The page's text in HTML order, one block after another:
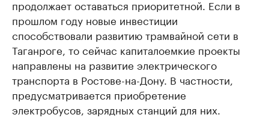
продолжает оставаться приоритетной. Если в
прошлом году новые инвестиции
способствовали развитию трамвайной сети в
Таганроге, то сейчас капиталоемкие проекты
направлены на развитие электрического
транспорта в Ростове-на-Дону. В частности,
предусматривается приобретение
электробусов, зарядных станций для них.